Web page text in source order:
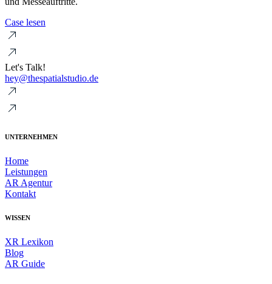
Case lesen
Let's Talk!
hey@thespatialstudio.de
UNTERNEHMEN
Home
Leistungen
AR Agentur
Kontakt
WISSEN
XR Lexikon
Blog
AR Guide